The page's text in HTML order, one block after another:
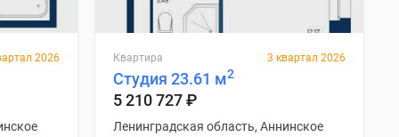
2026 Квартира 3 квартал 2026
Студия 23.61 м2
5 210 727₽
Ленинградская область, Аннинское